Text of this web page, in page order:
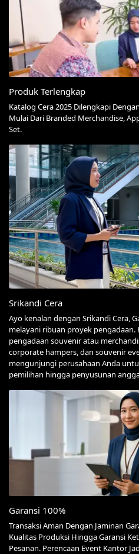
Produk Terlengkap
Katalog Cera 2025 Dilengkapi
Mulai Dari Branded Merchandise,
Set.
Srikandi Cera
Ayo kenalan dengan Srikandi Cera,
melayani ribuan proyek
pengadaan souvenir atau
corporate hampers, dan souvenir
mengunjungi perusahaan Anda
pemilihan hingga penyusunan
Garansi 100%
Transaksi Aman Dengan Jaminan
Kualitas Produksi Hingga Garansi
Pesanan. Perencaan Event Kantor